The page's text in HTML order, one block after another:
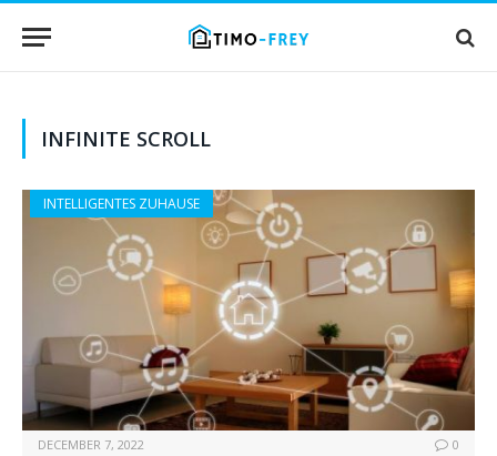
INFINITE SCROLL
INTELLIGENTES ZUHAUSE
DECEMBER 7, 2022 0